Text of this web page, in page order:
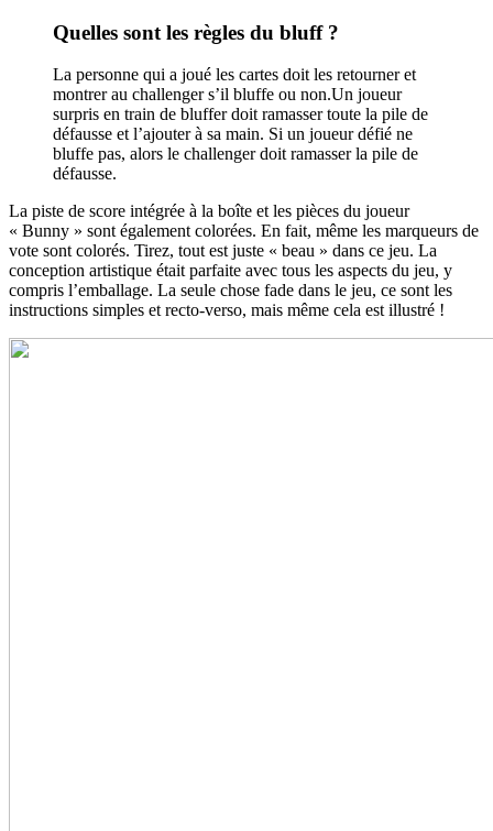
Quelles sont les règles du bluff ?
La personne qui a joué les cartes doit les retourner et
montrer au challenger s’il bluffe ou non.Un joueur
surpris en train de bluffer doit ramasser toute la pile de
défausse et l’ajouter à sa main. Si un joueur défié ne
bluffe pas, alors le challenger doit ramasser la pile de
défausse.
La piste de score intégrée à la boîte et les pièces du joueur
« Bunny » sont également colorées. En fait, même les marqueurs de
vote sont colorés. Tirez, tout est juste « beau » dans ce jeu. La
conception artistique était parfaite avec tous les aspects du jeu, y
compris l’emballage. La seule chose fade dans le jeu, ce sont les
instructions simples et recto-verso, mais même cela est illustré !